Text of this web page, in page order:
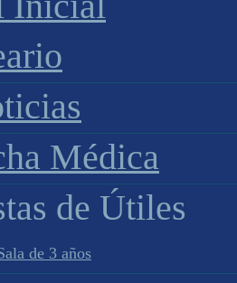
Médica
de Útiles
de 3 años